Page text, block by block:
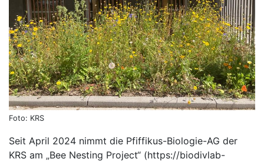
Foto: KRS
Seit April 2024 nimmt die Pfiffikus-Biologie-AG der
KRS am „Bee Nesting Project“ (https://biodivlab-